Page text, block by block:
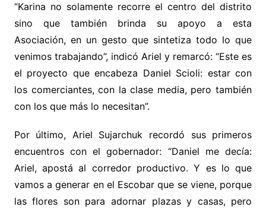
“Karina no solamente recorre el centro del distrito
sino que también brinda su apoyo a esta
Asociación, en un gesto que sintetiza todo lo que
venimos trabajando”, indicó Ariel y remarcó: “Este es
el proyecto que encabeza Daniel Scioli: estar con
los comerciantes, con la clase media, pero también
con los que más lo necesitan”.
Por último, Ariel Sujarchuk recordó sus primeros
encuentros con el gobernador: “Daniel me decía:
Ariel, apostá al corredor productivo. Y es lo que
vamos a generar en el Escobar que se viene, porque
las flores son para adornar plazas y casas, pero